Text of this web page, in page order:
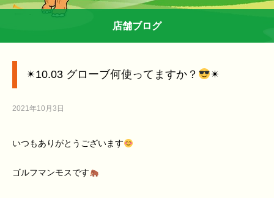
店舗ブログ
✴︎10.03 グローブ何使ってますか？ ✴︎
2021年10月3日
いつもありがとうございます
ゴルフマンモスです